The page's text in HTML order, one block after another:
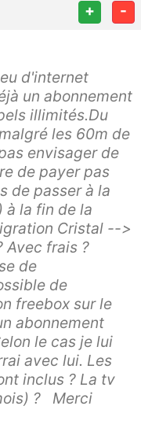
+ -
d'internet
un abonnement
illimités.Du
les 60m de
envisager de
de payer pas
de passer à la
à la fin de la
Cristal -->
Avec frais ?
de
de
freebox sur le
abonnement
le cas je lui
avec lui. Les
inclus ? La tv
? Merci